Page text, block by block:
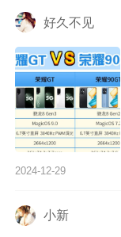
好久不见
2024-12-29
小新